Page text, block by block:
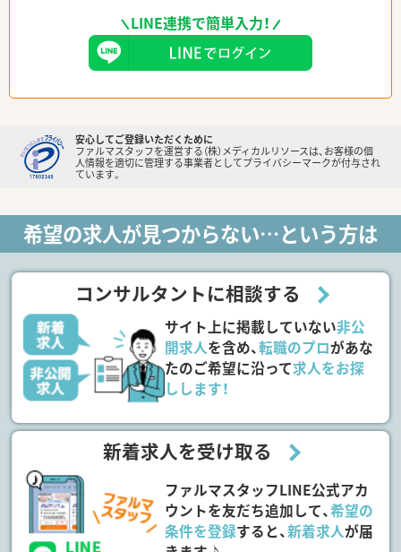
LINE連携で簡単入力！
安心してご登録いただくために
ファルマスタッフを運営する（株）メディカルリソースは、お客様の個
人情報を適切に管理する事業者としてプライバシーマークが付与され
ています。
希望の求人が見つからない…という方は
コンサルタントに相談する
サイト上に掲載していない非公
開求人を含め、転職のプロがあな
たのご希望に沿って求人をお探
しします！
新着求人を受け取る
ファルマスタッフLINE公式アカ
ウントを友だち追加して、希望の
条件を登録すると、新着求人が届